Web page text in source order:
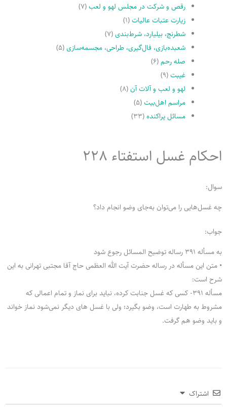
رقص و شرکت در مجلس لهو و لعب(۷)
زیارت عتبات عالیات(۱)
شطرنج، بیلیارد، شرط‌بندی(۷)
شعبده‌بازی، فال‌گیری، طراحی، مجسمه‌سازی(۵)
صله رحم(۶)
غیبت(۹)
لهو و لعب و آلات آن(۸)
مراسم اهل‌بیت(۵)
مسائل پراکنده(۳۳)
احکام غسل استفتاء 228
سوال:
چه غسل‌هایی را می‌توان به‌جای وضو انجام داد؟
جواب:
به مسأله 391 رساله توضیح المسائل رجوع شود
• متن این مسأله در رساله حضرت آیت الله العظمی حاج آقا مجتبی تهرانی به این
شرح است:
مسأله 391- کسى که غسل جنابت کرده، نباید براى نماز و تمام اعمالى که
مشروط به طهارت است، وضو بگیرد؛ ولى با غسل هاى دیگر نمى‌شود نماز خواند
و باید وضو هم گرفت.
اشتراک